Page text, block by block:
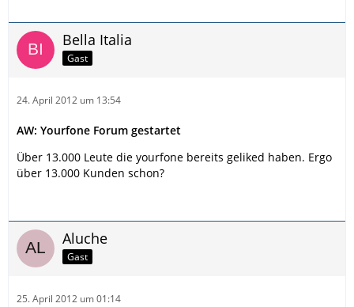
Bella Italia
Gast
24. April 2012 um 13:54
AW: Yourfone Forum gestartet
Über 13.000 Leute die yourfone bereits geliked haben. Ergo
über 13.000 Kunden schon?
Aluche
Gast
25. April 2012 um 01:14